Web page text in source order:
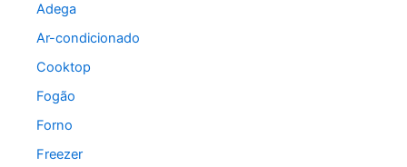
Adega
Ar-condicionado
Cooktop
Fogão
Forno
Freezer